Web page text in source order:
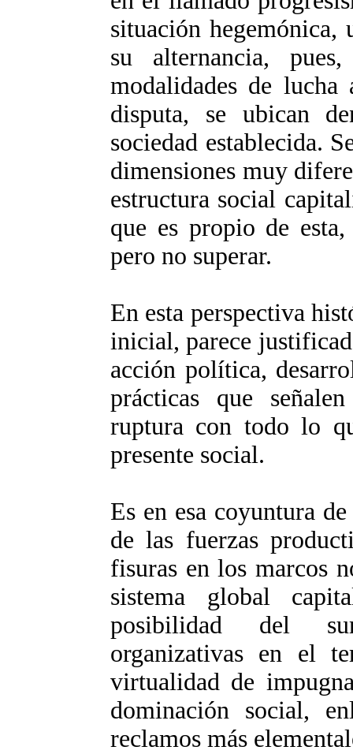
situación hegemónica,
su alternancia,
modalidades de lucha
disputa, se ubican
sociedad establecida.
dimensiones muy
estructura social
que es propio de
pero no superar.
En esta perspectiva
inicial, parece
acción política,
prácticas que
ruptura con todo lo
presente social.
Es en esa coyuntura
de las fuerzas
fisuras en los marcos
sistema global
posibilidad del
organizativas en el
virtualidad de
dominación social,
reclamos más